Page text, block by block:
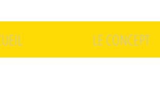
LE CONCEPT